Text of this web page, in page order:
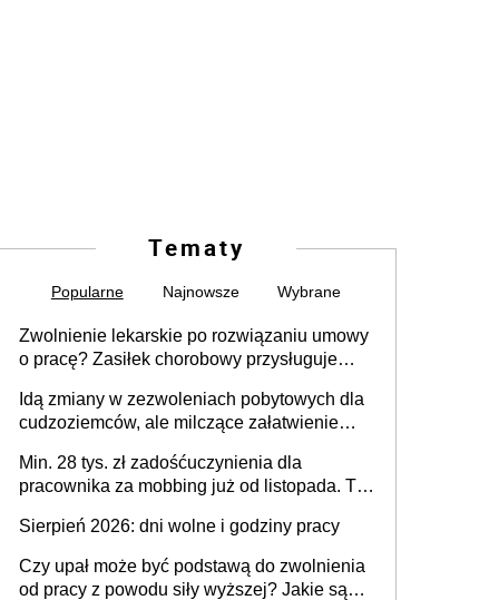
Tematy
Popularne Najnowsze Wybrane
Zwolnienie lekarskie po rozwiązaniu umowy
o pracę? Zasiłek chorobowy przysługuje
dni od ustania stosunku pracy
Idą zmiany w zezwoleniach pobytowych dla
cudzoziemców, ale milczące załatwienie
Min. 28 tys. zł zadośćuczynienia dla
pracownika za mobbing już od listopada. To
zespołu
Sierpień 2026: dni wolne i godziny pracy
Czy upał może być podstawą do zwolnienia
od pracy z powodu siły wyższej? Jakie są